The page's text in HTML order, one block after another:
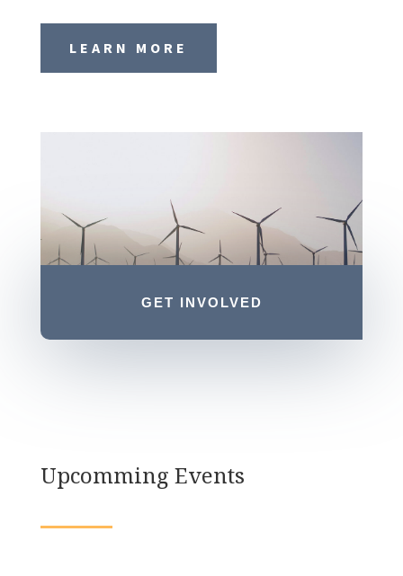
LEARN MORE
GET INVOLVED
Upcomming Events